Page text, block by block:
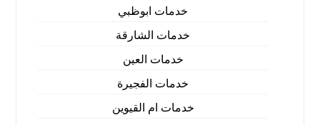
خدمات ابوظبي
خدمات الشارقة
خدمات العين
خدمات الفجيرة
خدمات ام القيوين